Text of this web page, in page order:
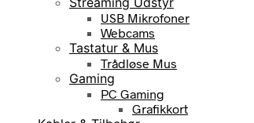
USB Mikrofoner
Webcams
Tastatur & Mus
Trådløse Mus
Gaming
PC Gaming
Grafikkort